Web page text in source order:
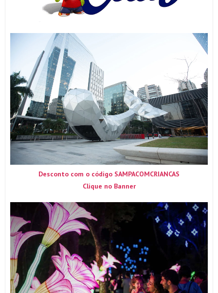
Desconto com o código SAMPACOMCRIANCAS
Clique no Banner